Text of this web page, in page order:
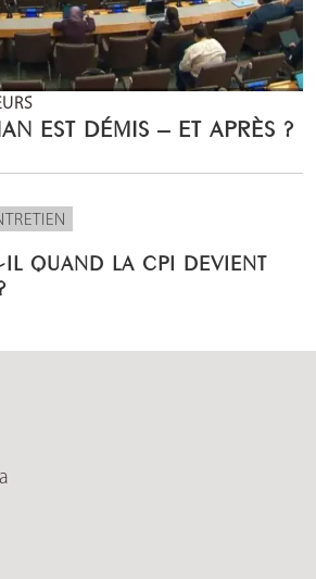
EST DÉMIS – ET APRÈS ?
IL QUAND LA CPI DEVIENT